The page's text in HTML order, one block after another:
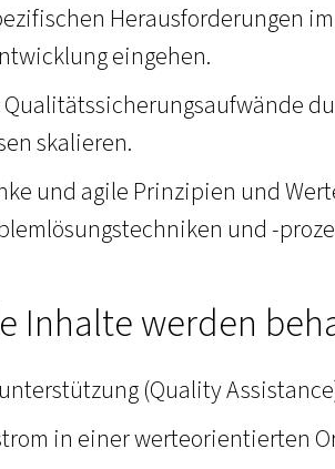
Herausforderungen
eingehen.
skalieren.
und agile Prinzipien und
und -
Inhalte werden
(Quality
in einer werteorientierten